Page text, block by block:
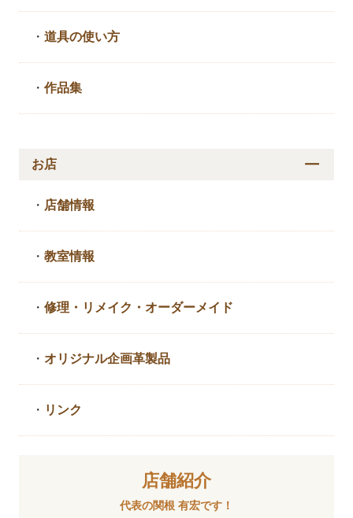
・道具の使い方
・作品集
お店
・ 店舗情報
・教室情報
・修理・リメイク・ オーダーメイド
・ オリジナル企画革製品
・ リンク
店舗紹介
代表の関根 有宏です！